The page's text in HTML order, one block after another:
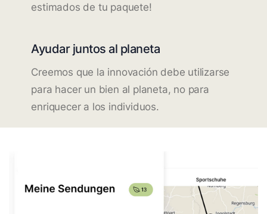
estimados de tu paquete!
Ayudar juntos al planeta
Creemos que la innovación debe utilizarse
para hacer un bien al planeta, no para
enriquecer a los individuos.